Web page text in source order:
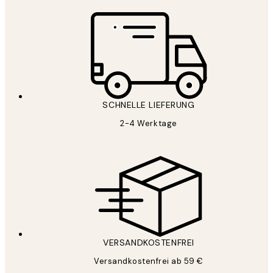
SCHNELLE LIEFERUNG
2-4 Werktage
VERSANDKOSTENFREI
Versandkostenfrei ab 59 €